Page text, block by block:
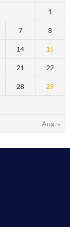
Aug. »
1
7 8
14 15
21 22
28 29